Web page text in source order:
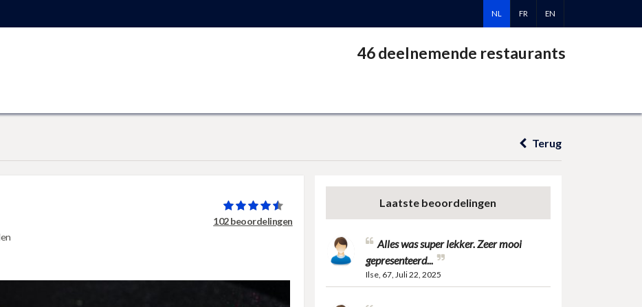
NL FR EN
46 deelnemende restaurants
Terug
102 beoordelingen
Laatste beoordelingen
Alles was super lekker. Zeer mooi
gepresenteerd...
Ilse, 67, Juli 22, 2025